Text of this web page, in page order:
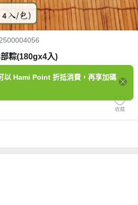
粽(180gx4入)
收藏
以 Hami Point 折抵消費，再享加碼